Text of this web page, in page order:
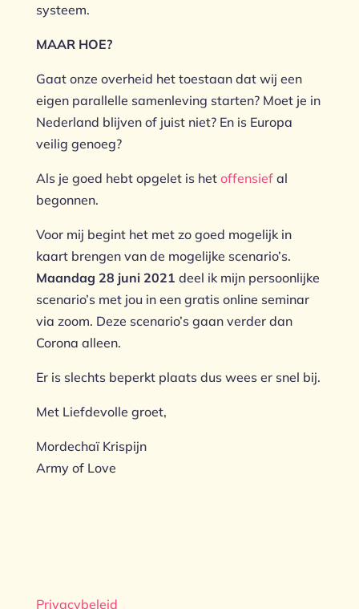
systeem.
MAAR HOE?
Gaat onze overheid het toestaan dat wij een
eigen parallelle samenleving starten? Moet je in
Nederland blijven of juist niet? En is Europa
veilig genoeg?
Als je goed hebt opgelet is het offensiefal
begonnen.
Voor mij begint het met zo goed mogelijk in
kaart brengen van de mogelijke scenario’s.
Maandag 28 juni 2021 deel ik mijn persoonlijke
scenario’s met jou in een gratis online seminar
via zoom. Deze scenario’s gaan verder dan
Corona alleen.
Er is slechts beperkt plaats dus wees er snel bij.
Met Liefdevolle groet,
Mordechaï Krispijn
Army of Love
Privacybeleid